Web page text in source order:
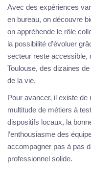
Avec des expériences
en bureau, on découvre
on appréhende le rôle
la possibilité d’évoluer
secteur reste accessible,
Toulouse, des dizaines
de la vie.
Pour avancer, il existe de
multitude de métiers à
dispositifs locaux, la
l’enthousiasme des
accompagner pas à pas
professionnel solide.